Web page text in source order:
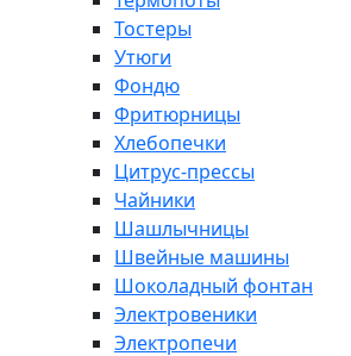
Тостеры
Утюги
Фондю
Фритюрницы
Хлебопечки
Цитрус-прессы
Чайники
Шашлычницы
Швейные машины
Шоколадный фонтан
Электровеники
Электропечи